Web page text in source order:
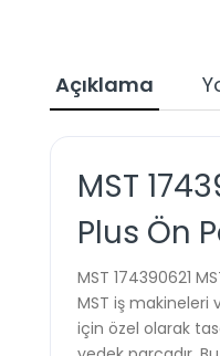
Açıklama
MST
Plus Ön
MST 174390621
MST iş
için özel olarak